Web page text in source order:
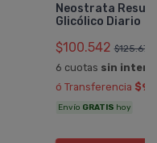
Neostrata
Glicólico Diario
$100.542 $125.677
6 cuotas sin
ó Transferencia
Envío GRATIS hoy